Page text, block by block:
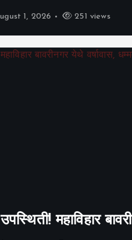
1, 2026 251 views
महाविहार